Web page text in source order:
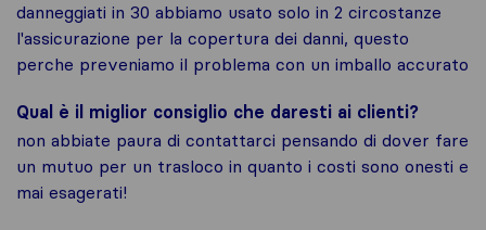
danneggiati in 30 abbiamo usato solo in 2 circostanze
l'assicurazione per la copertura dei danni, questo
perche preveniamo il problema con un imballo accurato
Qual è il miglior consiglio che daresti ai clienti?
non abbiate paura di contattarci pensando di dover fare
un mutuo per un trasloco in quanto i costi sono onesti e
mai esagerati!